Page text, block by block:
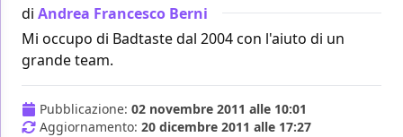
di Andrea Francesco Berni
Mi occupo di Badtaste dal 2004 con l'aiuto di un
grande team.
Pubblicazione: 02 novembre 2011 alle 10:01
Aggiornamento: 20 dicembre 2011 alle 17:27